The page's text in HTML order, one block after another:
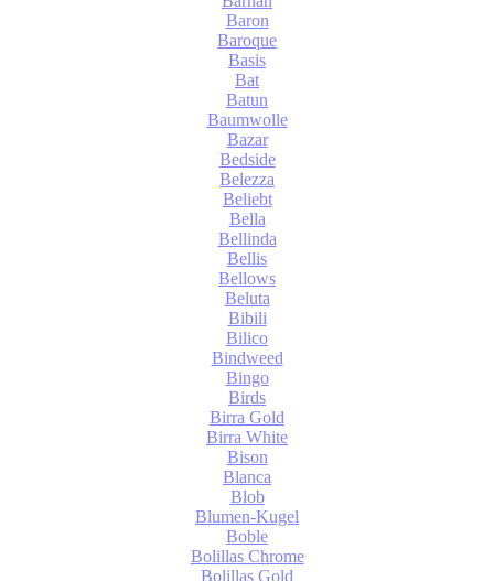
Baron
Baroque
Basis
Bat
Batun
Baumwolle
Bazar
Bedside
Belezza
Beliebt
Bella
Bellinda
Bellis
Bellows
Beluta
Bibili
Bilico
Bindweed
Bingo
Birds
Birra Gold
Birra White
Bison
Blanca
Blob
Blumen-Kugel
Boble
Bolillas Chrome
Bolillas Gold